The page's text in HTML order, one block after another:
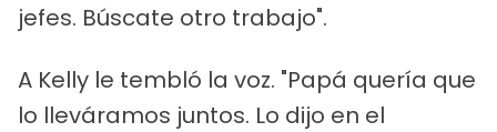
jefes. Búscate otro trabajo".
A Kelly le tembló la voz. "Papá quería que
lo lleváramos juntos. Lo dijo en el